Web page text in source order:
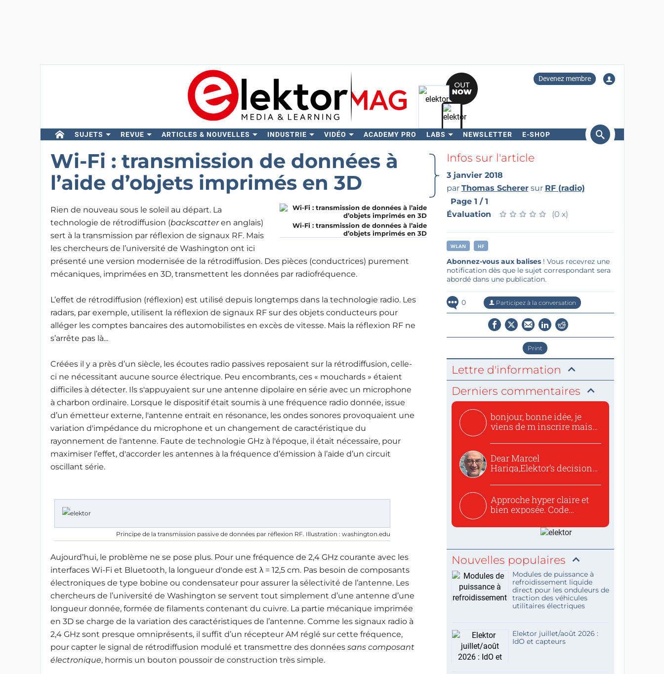
Devenez membre
SUJETS REVUE ARTICLES & NOUVELLES INDUSTRIE VIDÉO ACADEMY PRO LABS NEWSLETTER E-SHOP
Rechercher
Wi-Fi : transmission de données à
l’aide d’objets imprimés en 3D
Wi-Fi : transmission de données à l’aide
d’objets imprimés en 3D
Rien de nouveau sous le soleil au départ. La
technologie de rétrodiffusion (backscatteren anglais)
sert à la transmission par réflexion de signaux RF. Mais
les chercheurs de l’université de Washington ont ici
présenté une version modernisée de la rétrodiffusion. Des pièces (conductrices) purement
mécaniques, imprimées en 3D, transmettent les données par radiofréquence.
L’effet de rétrodiffusion (réflexion) est utilisé depuis longtemps dans la technologie radio. Les
radars, par exemple, utilisent la réflexion de signaux RF sur des objets conducteurs pour
alléger les comptes bancaires des automobilistes en excès de vitesse. Mais la réflexion RF ne
s’arrête pas là...
Créées il y a près d’un siècle, les écoutes radio passives reposaient sur la rétrodiffusion, celle-
ci ne nécessitant aucune source électrique. Peu encombrants, ces « mouchards » étaient
difficiles à détecter. Ils s'appuyaient sur une antenne dipolaire en série avec un microphone
à charbon ordinaire. Lorsque le dispositif était soumis à une fréquence radio donnée, issue
d’un émetteur externe, l'antenne entrait en résonance, les ondes sonores provoquaient une
variation d'impédance du microphone et un changement de caractéristique du
rayonnement de l'antenne. Faute de technologie GHz à l'époque, il était nécessaire, pour
maximiser l’effet, d'accorder les antennes à la fréquence d’émission à l’aide d’un circuit
oscillant série.
Principe de la transmission passive de données par réflexion RF. Illustration : washington.edu
Aujourd’hui, le problème ne se pose plus. Pour une fréquence de 2,4 GHz courante avec les
interfaces Wi-Fi et Bluetooth, la longueur d'onde est λ = 12,5 cm. Pas besoin de composants
électroniques de type bobine ou condensateur pour assurer la sélectivité de l’antenne. Les
chercheurs de l’université de Washington se servent tout simplement d’une antenne d’une
longueur donnée, formée de filaments contenant du cuivre. La partie mécanique imprimée
en 3D se charge de la variation des caractéristiques de l’antenne. Comme les signaux radio à
2,4 GHz sont presque omniprésents, il suffit d’un récepteur AM réglé sur cette fréquence,
pour capter le signal de rétrodiffusion modulé et transmettre des données sans composant
électronique, hormis un bouton poussoir de construction très simple.
Infos sur l'article
3 janvier 2018
par Thomas Scherersur RF (radio)
Page 1 / 1
Évaluation
★ ★ ★ ★ ★
★ ★ ★ ★ ★ (0 x)
WLAN HF
Abonnez-vous aux balises! Vous recevrez une
notification dès que le sujet correspondant sera
abordé dans une publication.
0 Participez à la conversation
Print
Lettre d'information
Derniers commentaires
bonjour, bonne idée, je
viens de m inscrire mais
Dear Marcel
Hariga,Elektor’s decision
Approche hyper claire et
bien exposée. Code
Nouvelles populaires
Modules de puissance à
refroidissement liquide
direct pour les onduleurs de
traction des véhicules
utilitaires électriques
Elektor juillet/août 2026 :
IdO et capteurs